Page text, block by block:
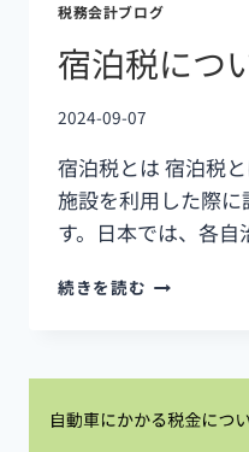
税務会計ブログ
宿泊税につ
2024-09-07
宿泊税とは 宿泊税
施設を利用した際
す。日本では、各
続きを読む